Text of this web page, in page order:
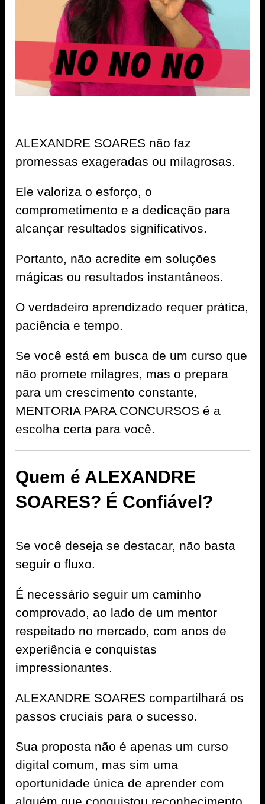
ALEXANDRE SOARES não faz
promessas exageradas ou milagrosas.
Ele valoriza o esforço, o
comprometimento e a dedicação para
alcançar resultados significativos.
Portanto, não acredite em soluções
mágicas ou resultados instantâneos.
O verdadeiro aprendizado requer prática,
paciência e tempo.
Se você está em busca de um curso que
não promete milagres, mas o prepara
para um crescimento constante,
MENTORIA PARA CONCURSOS é a
escolha certa para você.
Quem é ALEXANDRE
SOARES? É Confiável?
Se você deseja se destacar, não basta
seguir o fluxo.
É necessário seguir um caminho
comprovado, ao lado de um mentor
respeitado no mercado, com anos de
experiência e conquistas
impressionantes.
ALEXANDRE SOARES compartilhará os
passos cruciais para o sucesso.
Sua proposta não é apenas um curso
digital comum, mas sim uma
oportunidade única de aprender com
alguém que conquistou reconhecimento